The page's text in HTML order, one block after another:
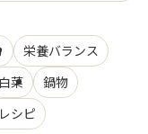
栄養バランス
白菜
鍋物
シピ